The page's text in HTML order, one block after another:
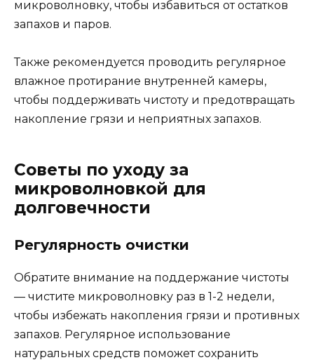
микроволновку, чтобы избавиться от остатков
запахов и паров.
Также рекомендуется проводить регулярное
влажное протирание внутренней камеры,
чтобы поддерживать чистоту и предотвращать
накопление грязи и неприятных запахов.
Советы по уходу за
микроволновкой для
долговечности
Регулярность очистки
Обратите внимание на поддержание чистоты
— чистите микроволновку раз в 1-2 недели,
чтобы избежать накопления грязи и противных
запахов. Регулярное использование
натуральных средств поможет сохранить